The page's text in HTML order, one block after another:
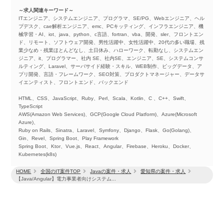
HOME 全国のIT案件TOP Javaの案件・求人
愛知県の案件・求人
【Java/Angular】電力事業者向けシステム...
～求人関連キーワード～
ITエンジニア、システムエンジニア、プログラマ、SE/PG、Webエンジニア、ヘル
プデスク、cae解析エンジニア、emc、PCキッティング、インフラエンジニア、機
械学習・AI、iot、java、python、c言語、fortran、vba、開発、sler、フロントエン
ド、リモート、ソフトウェア開発、男性活躍中、女性活躍中、20代の多い職場、残
業少なめ・残業ほとんどなし、土日休み、ハローワーク、転勤なし、システムエン
ジニア、it、プログラマー、社内 SE、社内SE、エンジニア、SE、システムコンサ
ルティング、Laravel、サーバサイド経験・スキル、WEB制作、ビッグデータ、ア
プリ開発、言語・フレームワーク、SEO対策、プロダクトマネージャー、データサ
イエンティスト、フロントエンド、バックエンド
HTML、CSS、JavaScript、Ruby、Perl、Scala、Kotlin、C 、C++、Swift、
TypeScript
AWS(Amazon Web Services)、GCP(Google Cloud Platform)、Azure(Microsoft
Azure)、
Ruby on Rails、Sinatra、Laravel、Symfony、Django、Flask、Go(Golang)、
Gin、Revel、Spring Boot、Play Framework
Spring Boot、Ktor、Vue.js、React、Angular、Firebase、Heroku、Docker、
Kubernetes(k8s)